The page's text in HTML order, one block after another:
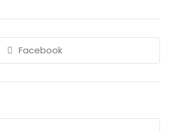
Facebook